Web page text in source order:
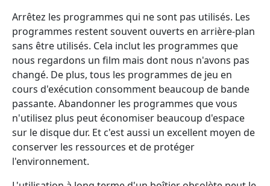
Arrêtez les programmes qui ne sont pas utilisés. Les
programmes restent souvent ouverts en arrière-plan
sans être utilisés. Cela inclut les programmes que
nous regardons un film mais dont nous n'avons pas
changé. De plus, tous les programmes de jeu en
cours d'exécution consomment beaucoup de bande
passante. Abandonner les programmes que vous
n'utilisez plus peut économiser beaucoup d'espace
sur le disque dur. Et c'est aussi un excellent moyen de
conserver les ressources et de protéger
l'environnement.